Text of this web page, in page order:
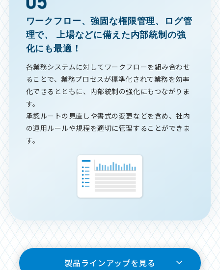
ワークフロー、強固な権限管理、ログ管
理で、
上場などに備えた内部統制の強
化にも最適！
各業務システムに対してワークフローを組み合わせ
ることで、業務プロセスが標準化されて業務を効率
化できるとともに、内部統制の強化にもつながりま
す。
承認ルートの見直しや書式の変更などを含め、社内
の運用ルールや規程を適切に管理することができま
す。
製品ラインアップを見る